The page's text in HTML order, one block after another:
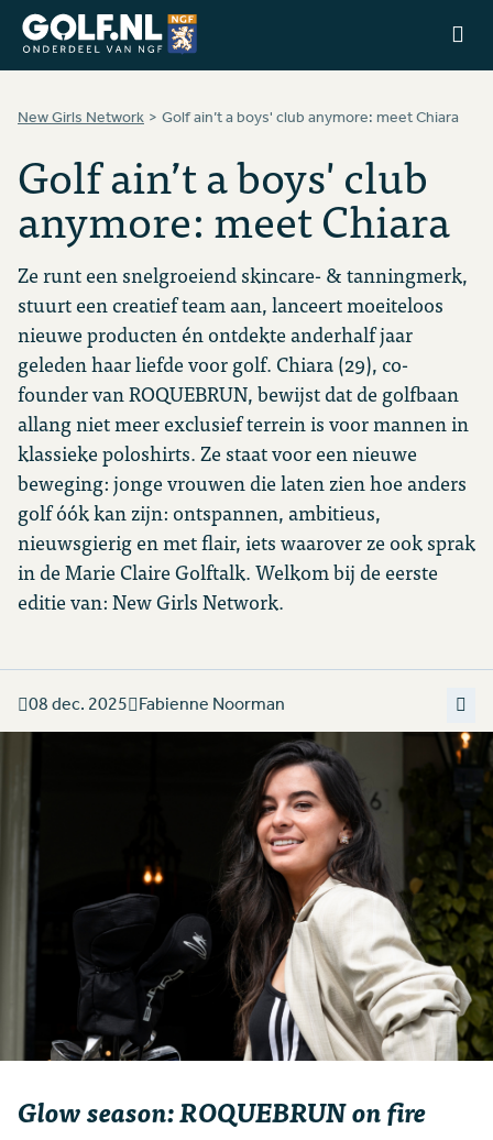
Ga naar de homepage van Golfstart
New Girls Network Golf ain’t a boys' club anymore: meet Chiara
Golf ain’t a boys' club
anymore: meet Chiara
Ze runt een snelgroeiend skincare- & tanningmerk,
stuurt een creatief team aan, lanceert moeiteloos
nieuwe producten én ontdekte anderhalf jaar
geleden haar liefde voor golf. Chiara (29), co-
founder van ROQUEBRUN, bewijst dat de golfbaan
allang niet meer exclusief terrein is voor mannen in
klassieke poloshirts. Ze staat voor een nieuwe
beweging: jonge vrouwen die laten zien hoe anders
golf óók kan zijn: ontspannen, ambitieus,
nieuwsgierig en met flair, iets waarover ze ook sprak
in de Marie Claire Golftalk. Welkom bij de eerste
editie van: New Girls Network.
08 dec. 2025 Fabienne Noorman
Glow season: ROQUEBRUN on fire